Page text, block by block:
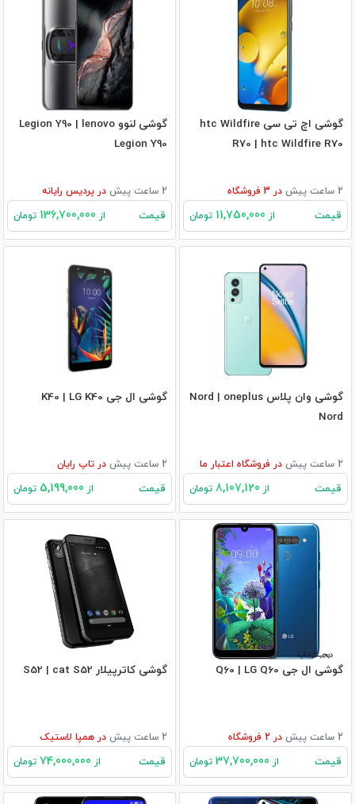
گوشی اچ تی سی htc Wildfire
R70 | htc Wildfire R70
2 ساعت پیش در فروشگاه
قیمت از تومان
گوشی لنوو Legion Y90 | lenovo
Legion Y90
2 ساعت پیش در پردیس رایانه
قیمت از تومان
گوشی وان پلاس Nord | oneplus
Nord
2 ساعت پیش در فروشگاه اعتبار ما
قیمت از تومان
گوشی ال جی K40 | LG K40
2 ساعت پیش در تاپ رایان
قیمت از تومان
گوشی ال جی Q60 | LG Q60
2 ساعت پیش در فروشگاه
قیمت از تومان
گوشی کاترپیلار S52 | cat S52
2 ساعت پیش در همپا لاستیک
قیمت از تومان